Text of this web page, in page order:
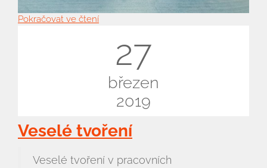
Pokračovat ve čtení
27
březen
2019
Veselé tvoření
Veselé tvoření v pracovních